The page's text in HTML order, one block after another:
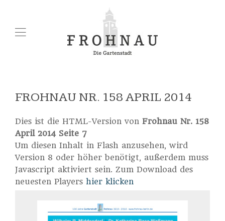
FROHNAU NR. 158 APRIL 2014
Dies ist die HTML-Version von Frohnau Nr. 158
April 2014 Seite 7
Um diesen Inhalt in Flash anzusehen, wird
Version 8 oder höher benötigt, außerdem muss
Javascript aktiviert sein. Zum Download des
neuesten Players hier klicken